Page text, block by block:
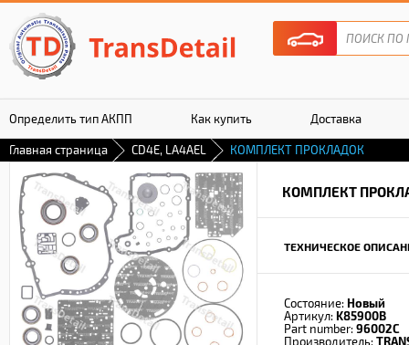
Определить тип АКПП Как купить Доставка
Гарантия
Главная страница CD4E, LA4AEL КОМПЛЕКТ ПРОКЛАДОК
КОМПЛЕКТ
ТЕХНИЧЕСКОЕ
Состояние: Новый
Артикул: K85900B
Part number: 96002C
Производитель: